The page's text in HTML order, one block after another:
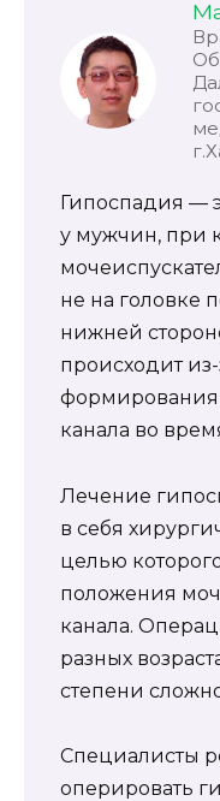
Гипоспадия —
у мужчин, при
не на головке
нижней
происходит
формирования
канала во
Лечение
в себя
целью
положения
канала.
разных
степени
Специалисты
оперировать